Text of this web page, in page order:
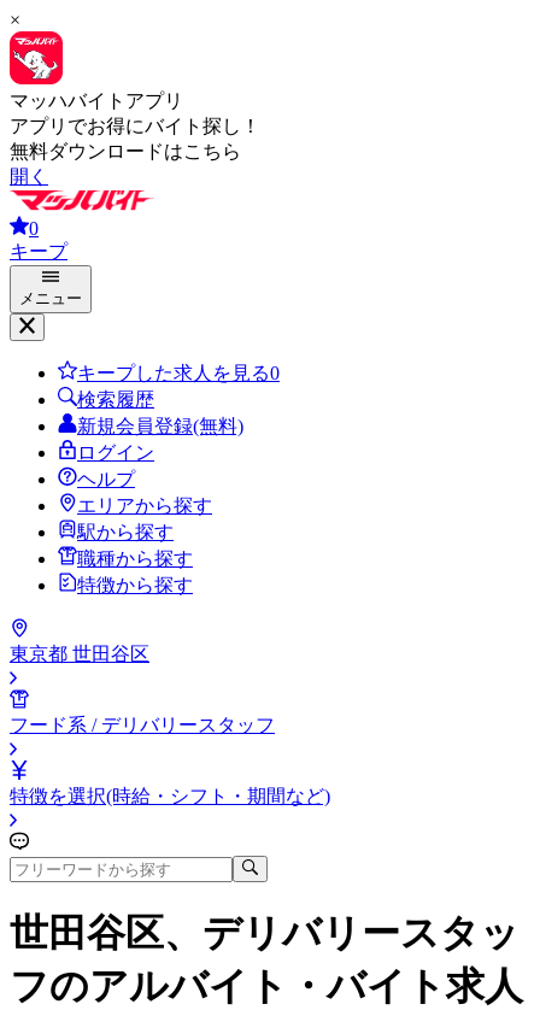
×
マッハバイトアプリ
アプリでお得にバイト探し！
無料ダウンロードはこちら
開く
0
キープ
メニュー
キープした求人を見る0
検索履歴
新規会員登録(無料)
ログイン
ヘルプ
エリアから探す
駅から探す
職種から探す
特徴から探す
東京都 世田谷区
フード系 / デリバリースタッフ
特徴を選択(時給・シフト・期間など)
世田谷区、デリバリースタッ
フのアルバイト・バイト求人